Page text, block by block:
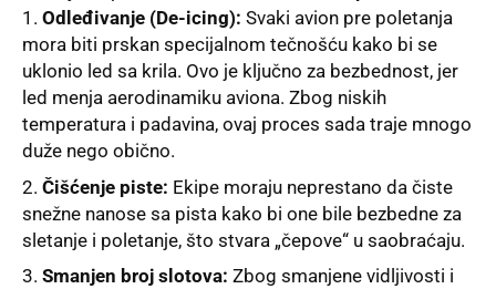
Odleđivanje (De-icing): Svaki avion pre poletanja
mora biti prskan specijalnom tečnošću kako bi se
uklonio led sa krila. Ovo je ključno za bezbednost, jer
led menja aerodinamiku aviona. Zbog niskih
temperatura i padavina, ovaj proces sada traje mnogo
duže nego obično.
Čišćenje piste: Ekipe moraju neprestano da čiste
snežne nanose sa pista kako bi one bile bezbedne za
sletanje i poletanje, što stvara „čepove“ u saobraćaju.
Smanjen broj slotova: Zbog smanjene vidljivosti i